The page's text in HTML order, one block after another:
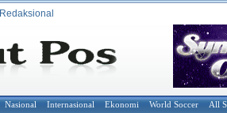
Redaksional
Nasional Internasional Ekonomi World Soccer All